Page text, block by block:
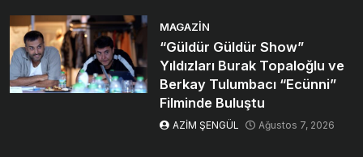
MAGAZIN
“Güldür Güldür Show”
Yıldızları Burak Topaloğlu ve
Berkay Tulumbacı “Ecünni”
Filminde Buluştu
AZİM ŞENGÜL Ağustos 7, 2026